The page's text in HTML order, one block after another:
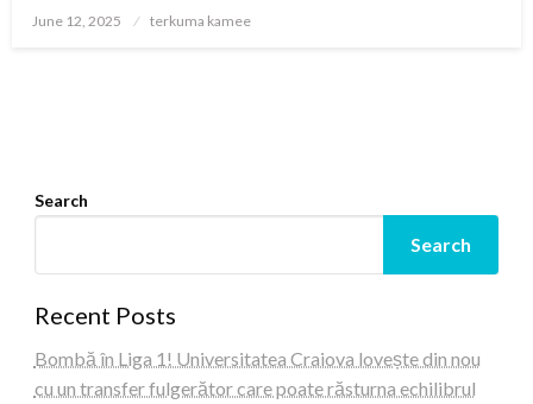
Posted
June 12, 2025 terkuma kamee
Search
Search
Recent Posts
Bombă în Liga 1! Universitatea Craiova lovește din nou
cu un transfer fulgerător care poate răsturna echilibrul